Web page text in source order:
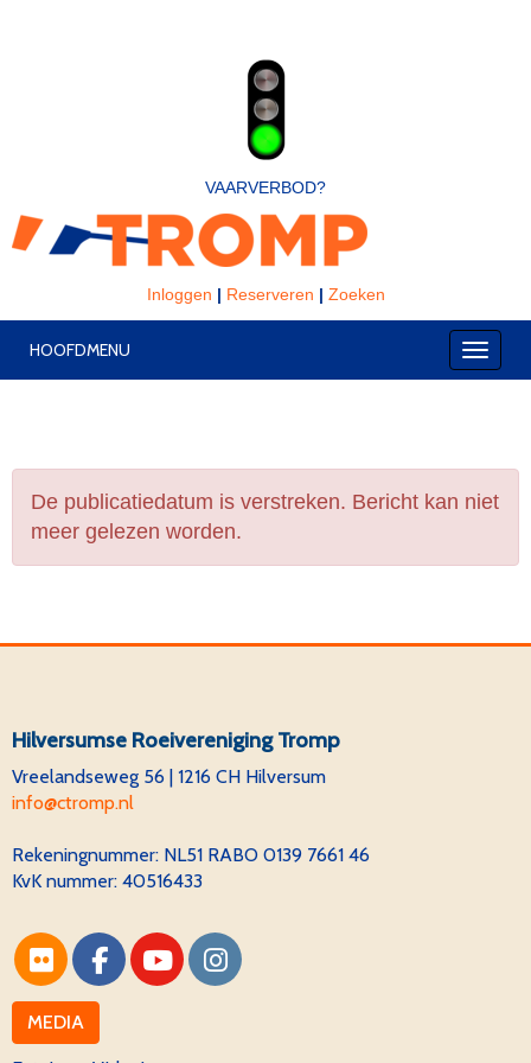
VAARVERBOD?
Inloggen | Reserveren | Zoeken
HOOFDMENU
De publicatiedatum is verstreken. Bericht kan niet
meer gelezen worden.
Hilversumse Roeivereniging Tromp
Vreelandseweg 56 | 1216 CH Hilversum
ofni@ctromp.nl
Rekeningnummer: NL51 RABO 0139 7661 46
KvK nummer: 40516433
MEDIA